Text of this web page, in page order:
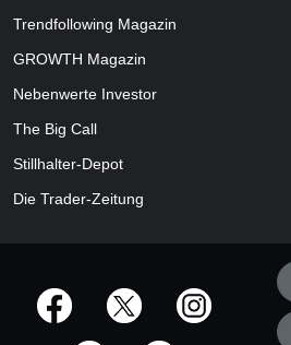
Trendfollowing Magazin
GROWTH Magazin
Nebenwerte Investor
The Big Call
Stillhalter-Depot
Die Trader-Zeitung
offizielle Social Media-Accounts